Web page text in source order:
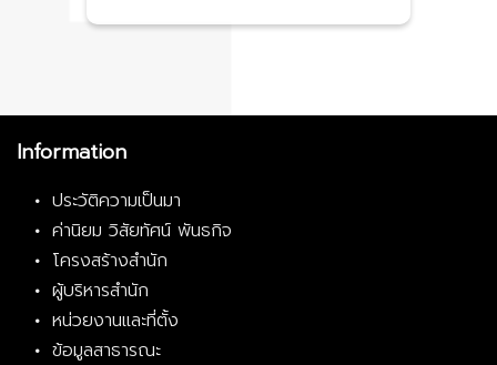
Information
ประวัติความเป็นมา
ค่านิยม วิสัยทัศน์ พันธกิจ
โครงสร้างสำนัก
ผู้บริหารสำนัก
หน่วยงานและที่ตั้ง
ข้อมูลสาธารณะ